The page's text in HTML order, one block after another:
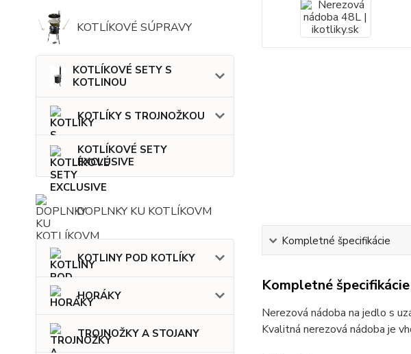
KOTLÍKOVÉ SÚPRAVY
KOTLÍKOVÉ SETY S
KOTLINOU
KOTLÍKY S TROJNOŽKOU
KOTLÍKOVÉ SETY
EXCLUSIVE
DOPLNKY KU KOTLÍKOVM
KOTLINY POD KOTLÍKY
HORÁKY
TROJNOŽKY A STOJANY
Kompletné špecifikácie
Kompletné špecifikácie
Nerezová nádoba na jedlo s
Kvalitná nerezová nádoba je